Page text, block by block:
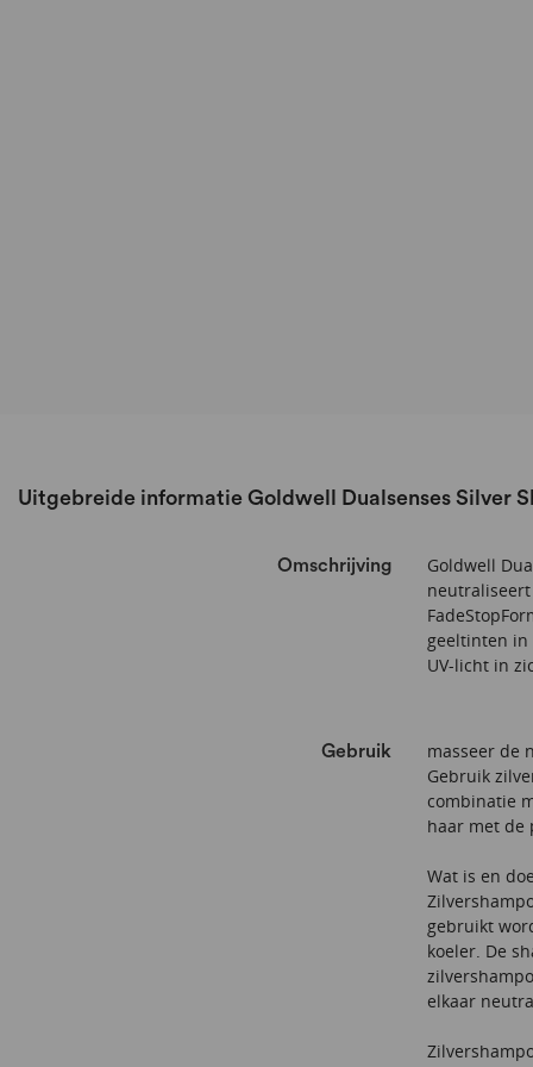
Uitgebreide informatie Goldwell Dualsenses Silver
Omschrijving
Goldwell
geeltinten in
UV-licht in
Gebruik
masseer de
Gebruik
combinatie
haar met de
Wat is en
gebruikt
koeler. De
elkaar